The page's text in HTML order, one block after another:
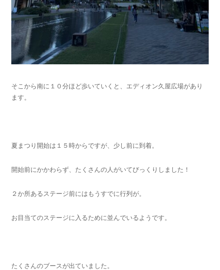
そこから南に１０分ほど歩いていくと、エディオン久屋広場があり
ます。
夏まつり開始は１５時からですが、少し前に到着。
開始前にかかわらず、たくさんの人がいてびっくりしました！
２か所あるステージ前にはもうすでに行列が。
お目当てのステージに入るために並んでいるようです。
たくさんのブースが出ていました。